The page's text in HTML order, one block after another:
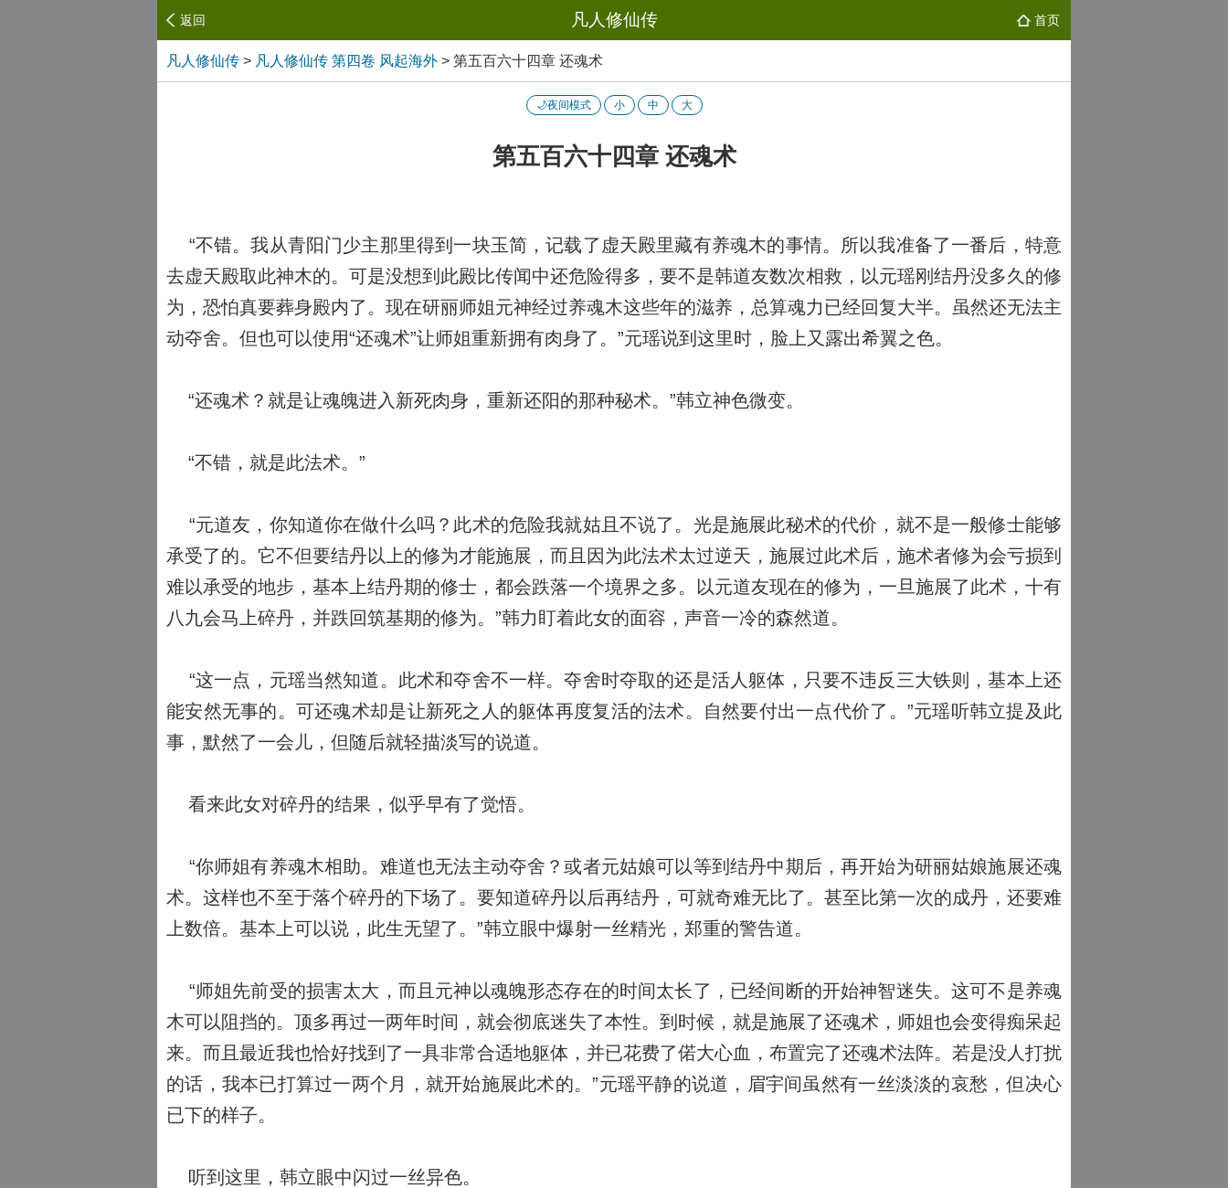
返回 凡人修仙传 首页
凡人修仙传 > 凡人修仙传 第四卷 风起海外 > 第五百六十四章 还魂术
🌙夜间模式 小 中 大
第五百六十四章 还魂术
“不错。我从青阳门少主那里得到一块玉简，记载了虚天殿里藏有养魂木的事情。所以我准备了一番后，特意
去虚天殿取此神木的。可是没想到此殿比传闻中还危险得多，要不是韩道友数次相救，以元瑶刚结丹没多久的修
为，恐怕真要葬身殿内了。现在研丽师姐元神经过养魂木这些年的滋养，总算魂力已经回复大半。虽然还无法主
动夺舍。但也可以使用“还魂术”让师姐重新拥有肉身了。”元瑶说到这里时，脸上又露出希翼之色。
“还魂术？就是让魂魄进入新死肉身，重新还阳的那种秘术。”韩立神色微变。
“不错，就是此法术。”
“元道友，你知道你在做什么吗？此术的危险我就姑且不说了。光是施展此秘术的代价，就不是一般修士能够
承受了的。它不但要结丹以上的修为才能施展，而且因为此法术太过逆天，施展过此术后，施术者修为会亏损到
难以承受的地步，基本上结丹期的修士，都会跌落一个境界之多。以元道友现在的修为，一旦施展了此术，十有
八九会马上碎丹，并跌回筑基期的修为。”韩力盯着此女的面容，声音一冷的森然道。
“这一点，元瑶当然知道。此术和夺舍不一样。夺舍时夺取的还是活人躯体，只要不违反三大铁则，基本上还
能安然无事的。可还魂术却是让新死之人的躯体再度复活的法术。自然要付出一点代价了。”元瑶听韩立提及此
事，默然了一会儿，但随后就轻描淡写的说道。
看来此女对碎丹的结果，似乎早有了觉悟。
“你师姐有养魂木相助。难道也无法主动夺舍？或者元姑娘可以等到结丹中期后，再开始为研丽姑娘施展还魂
术。这样也不至于落个碎丹的下场了。要知道碎丹以后再结丹，可就奇难无比了。甚至比第一次的成丹，还要难
上数倍。基本上可以说，此生无望了。”韩立眼中爆射一丝精光，郑重的警告道。
“师姐先前受的损害太大，而且元神以魂魄形态存在的时间太长了，已经间断的开始神智迷失。这可不是养魂
木可以阻挡的。顶多再过一两年时间，就会彻底迷失了本性。到时候，就是施展了还魂术，师姐也会变得痴呆起
来。而且最近我也恰好找到了一具非常合适地躯体，并已花费了偌大心血，布置完了还魂术法阵。若是没人打扰
的话，我本已打算过一两个月，就开始施展此术的。”元瑶平静的说道，眉宇间虽然有一丝淡淡的哀愁，但决心
已下的样子。
听到这里，韩立眼中闪过一丝异色。